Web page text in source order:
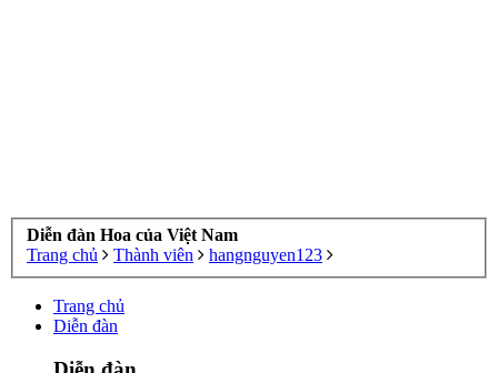
Diễn đàn Hoa của Việt Nam
Trang chủ
Thành viên hangnguyen123
Trang chủ
Diễn đàn